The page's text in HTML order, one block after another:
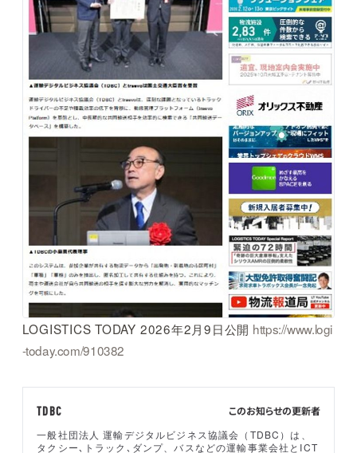
LOGISTICS TODAY 2026年2月9日公開 https://www.logi
-today.com/910382
このお知らせの更新者
TDBC
一般社団法人 運輸デジタルビジネス協議会（TDBC）は、
タクシー､トラック､ダンプ、バスなどの運輸事業会社とICT